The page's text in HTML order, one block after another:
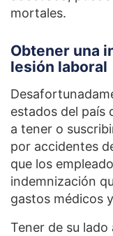
mortales.
Obtener una
lesión laboral
estados del país
a tener o
por accidentes
que los
indemnización
gastos médicos
Tener de su